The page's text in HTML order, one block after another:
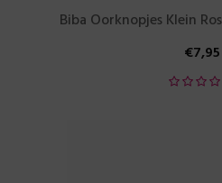
Biba Oorknopjes Klein
€7,95